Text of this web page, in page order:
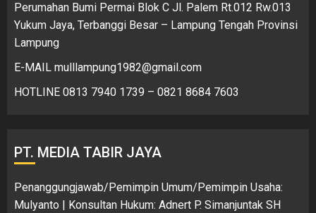
Perumahan Bumi Permai Blok C Jl. Palem Rt.012 Rw.013
Yukum Jaya, Terbanggi Besar – Lampung Tengah Provinsi
Lampung
E-MAIL mulllampung1982@gmail.com
HOTLINE 0813 7940 1739 – 0821 8684 7603
PT. MEDIA TABIR JAYA
Penanggungjawab/Pemimpin Umum/Pemimpin Usaha:
Mulyanto | Konsultan Hukum: Adnert P. Simanjuntak SH